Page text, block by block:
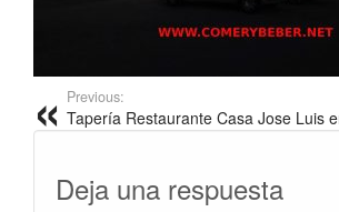
Previous:
Tapería Restaurante Casa Jose Luis
Deja una respuesta